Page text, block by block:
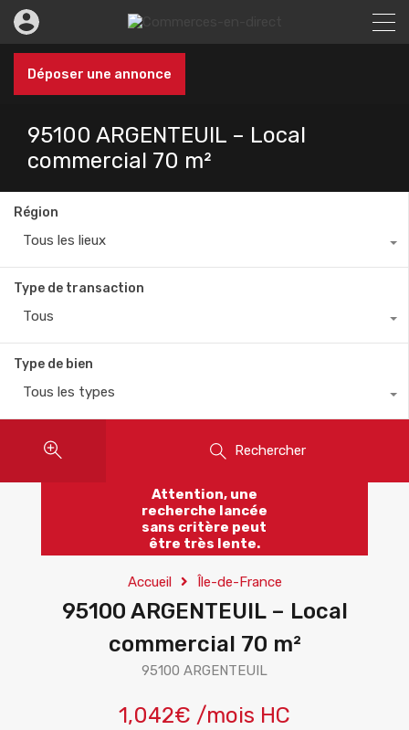
Déposer une annonce
95100 ARGENTEUIL – Local
commercial 70 m²
Région
Tous les lieux
Type de transaction
Tous
Type de bien
Tous les types
Rechercher
Attention, une
recherche lancée
sans critère peut
être très lente.
Accueil Île-de-France
95100 ARGENTEUIL – Local
commercial 70 m²
95100 ARGENTEUIL
1,042€ /mois HC